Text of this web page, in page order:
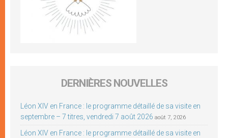
DERNIÈRES NOUVELLES
Léon XIV en France : le programme détaillé de sa visite en
septembre – 7 titres, vendredi 7 août 2026 août 7, 2026
Léon XIV en France : le programme détaillé de sa visite en